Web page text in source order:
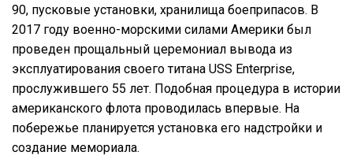
90, пусковые установки, хранилища боеприпасов. В
2017 году военно-морскими силами Америки был
проведен прощальный церемониал вывода из
эксплуатирования своего титана USS Enterprise,
прослужившего 55 лет. Подобная процедура в истории
американского флота проводилась впервые. На
побережье планируется установка его надстройки и
создание мемориала.